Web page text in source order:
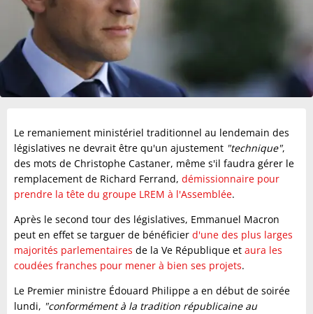
Le remaniement ministériel traditionnel au lendemain des
législatives ne devrait être qu'un ajustement "technique",
des mots de Christophe Castaner, même s'il faudra gérer le
remplacement de Richard Ferrand, démissionnaire pour
prendre la tête du groupe LREM à l'Assemblée.
Après le second tour des législatives, Emmanuel Macron
peut en effet se targuer de bénéficier d'une des plus larges
majorités parlementaires de la Ve République et aura les
coudées franches pour mener à bien ses projets.
Le Premier ministre Édouard Philippe a en début de soirée
lundi, "conformément à la tradition républicaine au